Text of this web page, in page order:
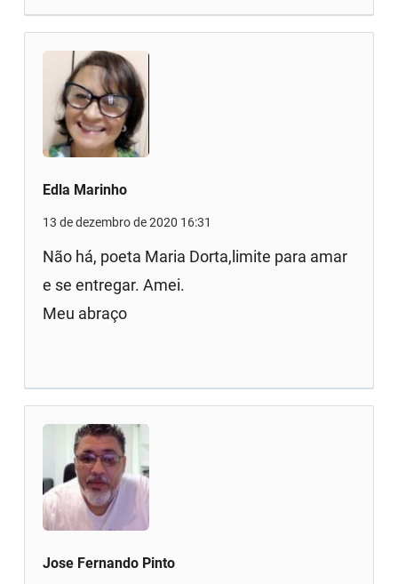
Edla Marinho
13 de dezembro de 2020 16:31
Não há, poeta Maria Dorta,limite para amar
e se entregar. Amei.
Meu abraço
Jose Fernando Pinto